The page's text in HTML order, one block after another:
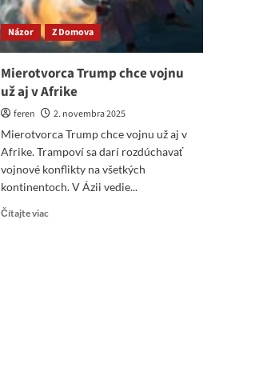
Názor Z Domova
Mierotvorca Trump chce vojnu
už aj v Afrike
feren
2. novembra 2025
Mierotvorca Trump chce vojnu už aj v
Afrike. Trampoví sa darí rozdúchavať
vojnové konflikty na všetkých
kontinentoch. V Ázii vedie...
Čítajte viac